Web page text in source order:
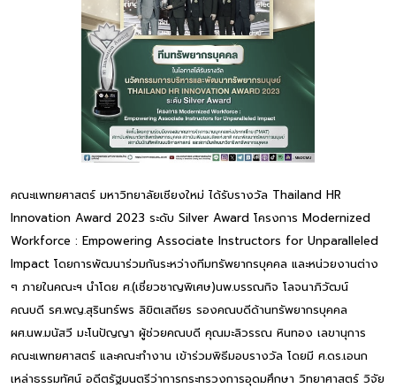
คณะแพทยศาสตร์ มหาวิทยาลัยเชียงใหม่ ได้รับรางวัล Thailand HR
Innovation Award 2023 ระดับ Silver Award โครงการ Modernized
Workforce : Empowering Associate Instructors for Unparalleled
Impact โดยการพัฒนาร่วมกันระหว่างทีมทรัพยากรบุคคล และหน่วยงานต่าง
ๆ ภายในคณะฯ นำโดย ศ.(เชี่ยวชาญพิเศษ)นพ.บรรณกิจ โลจนาภิวัฒน์
คณบดี รศ.พญ.สุรินทร์พร ลิขิตเสถียร รองคณบดีด้านทรัพยากรบุคคล
ผศ.นพ.มนัสวี มะโนปัญญา ผู้ช่วยคณบดี คุณมะลิวรรณ หินทอง เลขานุการ
คณะแพทยศาสตร์ และคณะทำงาน เข้าร่วมพิธีมอบรางวัล โดยมี ศ.ดร.เอนก
เหล่าธรรมทัศน์ อดีตรัฐมนตรีว่าการกระทรวงการอุดมศึกษา วิทยาศาสตร์ วิจัย